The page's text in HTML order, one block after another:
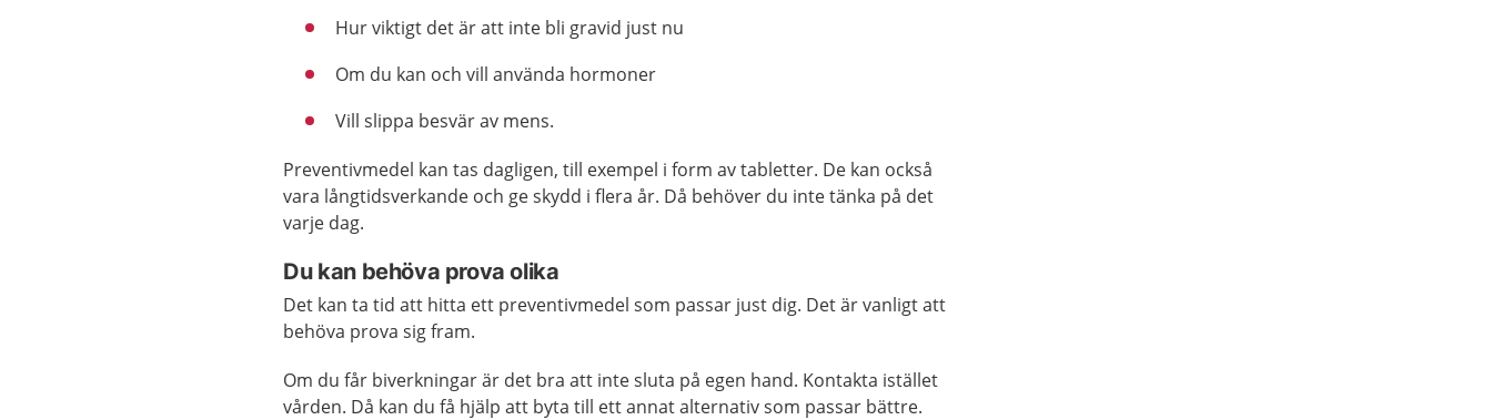
Hur viktigt det är att inte bli gravid just nu
Om du kan och vill använda hormoner
Vill slippa besvär av mens.
Preventivmedel kan tas dagligen, till exempel i form av tabletter. De kan också
vara långtidsverkande och ge skydd i flera år. Då behöver du inte tänka på det
varje dag.
Du kan behöva prova olika
Det kan ta tid att hitta ett preventivmedel som passar just dig. Det är vanligt att
behöva prova sig fram.
Om du får biverkningar är det bra att inte sluta på egen hand. Kontakta istället
vården. Då kan du få hjälp att byta till ett annat alternativ som passar bättre.